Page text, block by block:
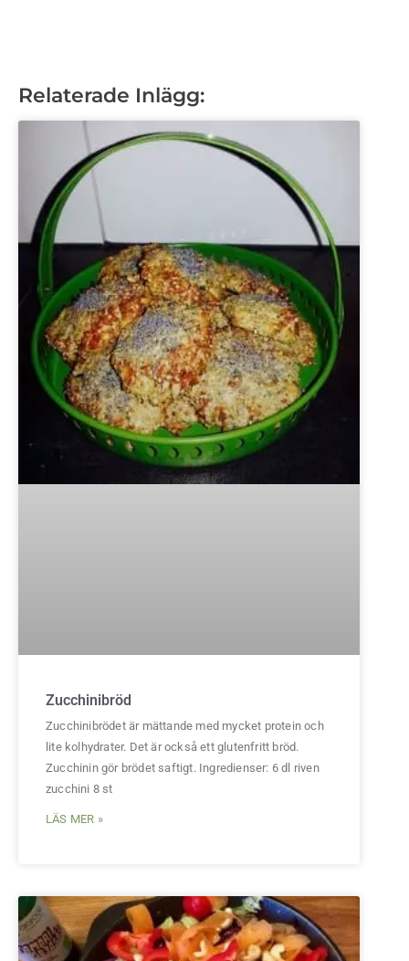
Relaterade Inlägg:
Zucchinibröd
Zucchinibrödet är mättande med mycket protein och
lite kolhydrater. Det är också ett glutenfritt bröd.
Zucchinin gör brödet saftigt. Ingredienser: 6 dl riven
zucchini 8 st
LÄS MER »